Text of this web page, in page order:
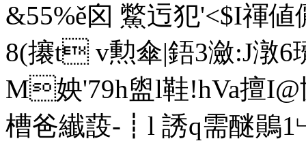
&55%ě囟 鱉迃犯'<$I禈
8(攐t v勲傘|鋙3瀲:J潡
M姎'79h盥l鞋!hVa擅
槽爸纎蔎-┋l 誘q需醚鶰